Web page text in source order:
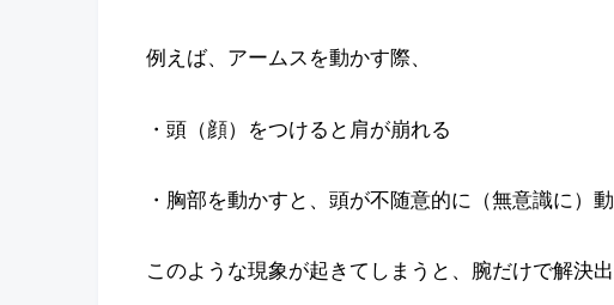
例えば、アームスを動かす際、
・頭（顔）をつけると肩が崩れる
・胸部を動かすと、頭が不随意的に（無意識に）
このような現象が起きてしまうと、腕だけで解決